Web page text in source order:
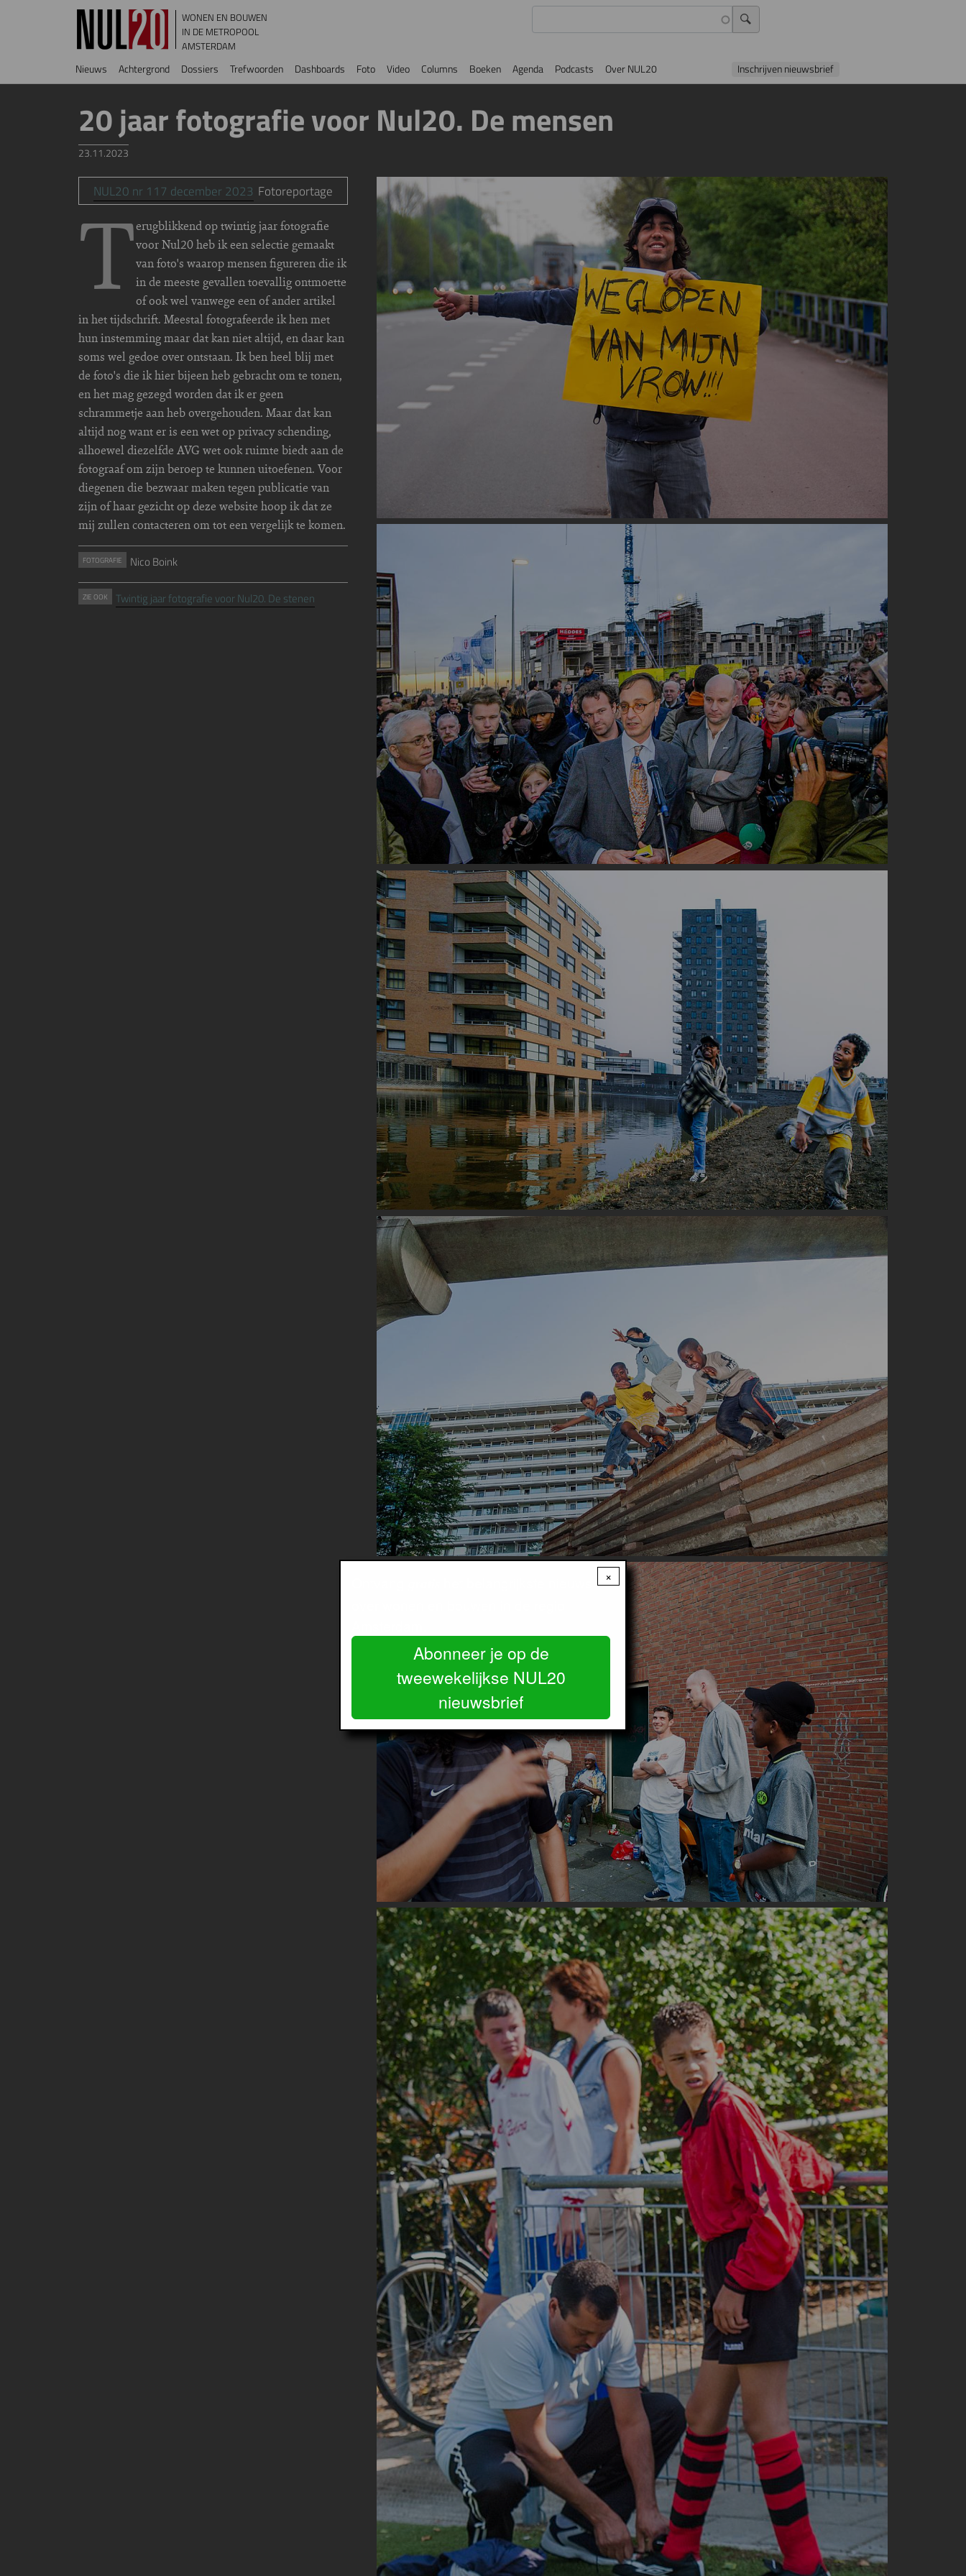
Overslaan en naar de inhoud gaan
WONEN EN BOUWEN
IN DE METROPOOL
AMSTERDAM
Hoofdnavigatie
Nieuws Achtergrond Dossiers Trefwoorden Dashboards Foto Video Columns Boeken Agenda Podcasts Over NUL20 Inschrijven nieuwsbrief
20 jaar fotografie voor Nul20. De mensen
23.11.2023
NUL20 nr 117 december 2023 Fotoreportage
Terugblikkend op twintig jaar fotografie
voor Nul20 heb ik een selectie gemaakt
van foto's waarop mensen figureren die ik
in de meeste gevallen toevallig ontmoette
of ook wel vanwege een of ander artikel
in het tijdschrift. Meestal fotografeerde ik hen met
hun instemming maar dat kan niet altijd, en daar kan
soms wel gedoe over ontstaan. Ik ben heel blij met
de foto's die ik hier bijeen heb gebracht om te tonen,
en het mag gezegd worden dat ik er geen
schrammetje aan heb overgehouden. Maar dat kan
altijd nog want er is een wet op privacy schending,
alhoewel diezelfde AVG wet ook ruimte biedt aan de
fotograaf om zijn beroep te kunnen uitoefenen. Voor
diegenen die bezwaar maken tegen publicatie van
zijn of haar gezicht op deze website hoop ik dat ze
mij zullen contacteren om tot een vergelijk te komen.
FOTOGRAFIE Nico Boink
ZIE OOK Twintig jaar fotografie voor Nul20. De stenen
Image
Image
Image
Image
×
Abonneer je op de
tweewekelijkse NUL20
nieuwsbrief